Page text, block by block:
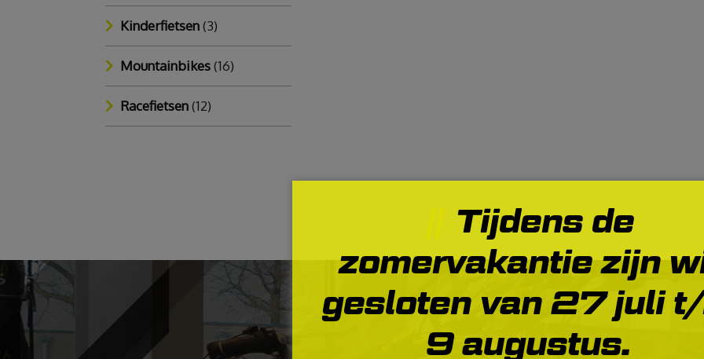
Kinderfietsen(3)
Mountainbikes(16)
Racefietsen(12)
Tijdens de
zomervakantie zijn
gesloten van 27 juli
9 augustus.